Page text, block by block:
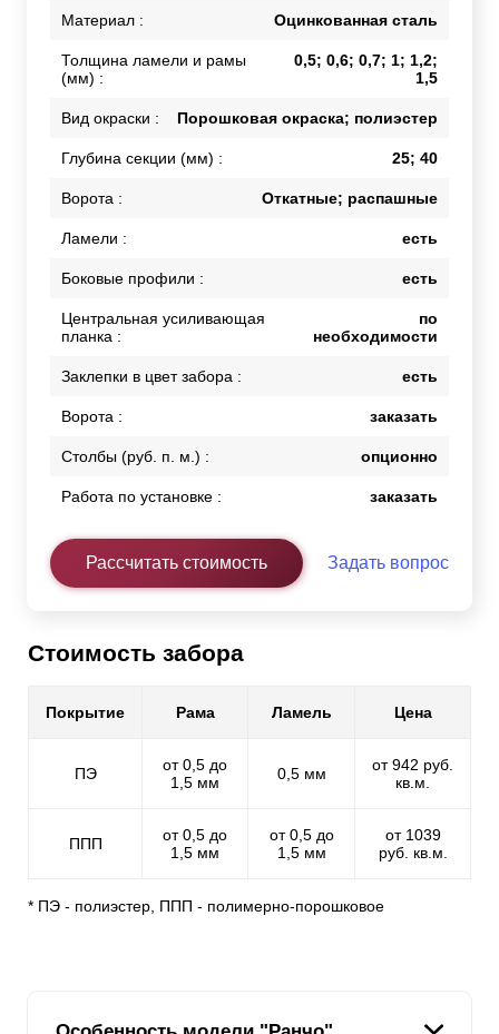
Материал : Оцинкованная сталь
Толщина ламели и рамы
(мм) :
0,5; 0,6; 0,7; 1; 1,2;
1,5
Вид окраски : Порошковая окраска; полиэстер
Глубина секции (мм) : 25; 40
Ворота : Откатные; распашные
Ламели : есть
Боковые профили : есть
Центральная усиливающая
планка :
по
необходимости
Заклепки в цвет забора : есть
Ворота : заказать
Столбы (руб. п. м.) : опционно
Работа по установке : заказать
Рассчитать стоимость Задать вопрос
Стоимость забора
Покрытие Рама Ламель Цена
ПЭ
от 0,5 до
1,5 мм
0,5 мм
от 942 руб.
кв.м.
ППП
от 0,5 до
1,5 мм
от 0,5 до
1,5 мм
от 1039
руб. кв.м.
* ПЭ - полиэстер, ППП - полимерно-порошковое